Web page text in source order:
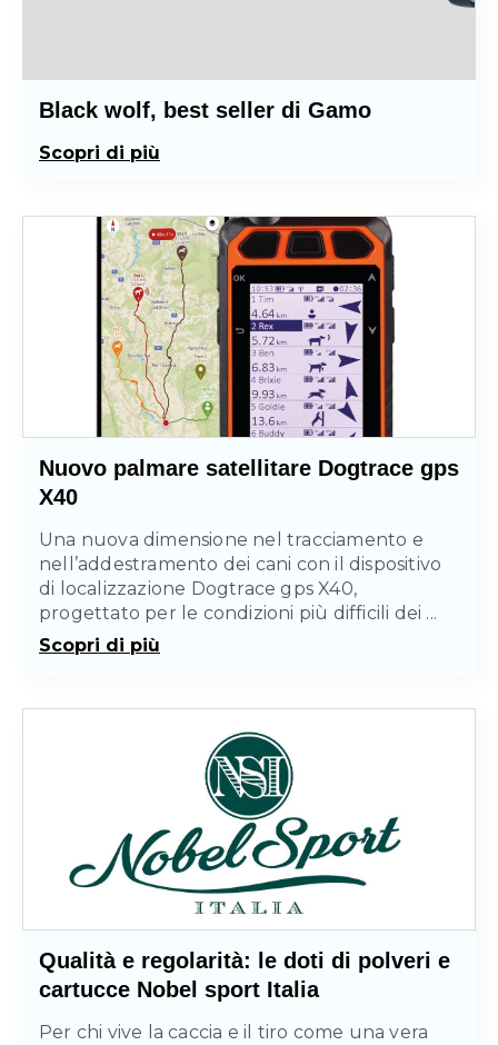
Black wolf, best seller di Gamo
Scopri di più
Nuovo palmare satellitare Dogtrace gps
X40
Una nuova dimensione nel tracciamento e
nell’addestramento dei cani con il dispositivo
di localizzazione Dogtrace gps X40,
progettato per le condizioni più difficili dei ...
Scopri di più
Qualità e regolarità: le doti di polveri e
cartucce Nobel sport Italia
Per chi vive la caccia e il tiro come una vera